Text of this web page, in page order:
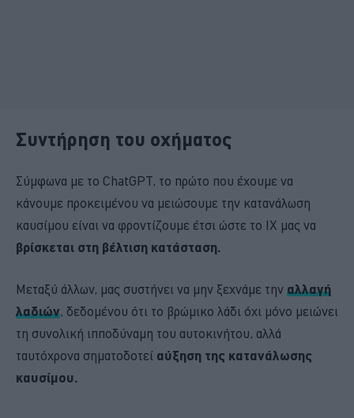
Συντήρηση του οχήματος
Σύμφωνα με το ChatGPT, το πρώτο που έχουμε να
κάνουμε προκειμένου να μειώσουμε την κατανάλωση
καυσίμου είναι να φροντίζουμε έτσι ώστε το ΙΧ μας να
βρίσκεται στη βέλτιση κατάσταση.
Μεταξύ άλλων, μας συστήνει να μην ξεχνάμε την αλλαγή
λαδιών, δεδομένου ότι το βρώμικο λάδι όχι μόνο μειώνει
τη συνολική ιπποδύναμη του αυτοκινήτου, αλλά
ταυτόχρονα σηματοδοτεί αύξηση της κατανάλωσης
καυσίμου.